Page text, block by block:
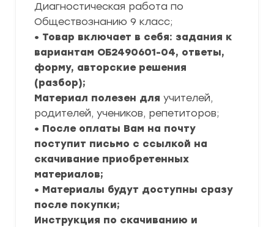
Диагностическая работа по
Обществознанию 9 класс;
• Товар включает в себя: задания к
вариантам ОБ2490601-04, ответы,
форму, авторские решения
(разбор);
Материал полезен для учителей,
родителей, учеников, репетиторов;
• После оплаты Вам на почту
поступит письмо с ссылкой на
скачивание приобретенных
материалов;
• Материалы будут доступны сразу
после покупки;
Инструкция по скачиванию и